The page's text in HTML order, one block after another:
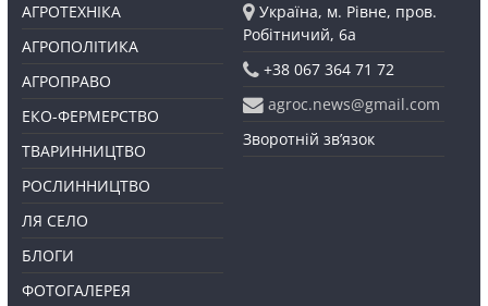
АГРОТЕХНІКА
АГРОПОЛІТИКА
АГРОПРАВО
ЕКО-ФЕРМЕРСТВО
ТВАРИННИЦТВО
РОСЛИННИЦТВО
ЛЯ СЕЛО
БЛОГИ
ФОТОГАЛЕРЕЯ
Україна, м. Рівне, пров.
Робітничий, 6а
+38 067 364 71 72
agroc.news@gmail.com
Зворотній зв’язок